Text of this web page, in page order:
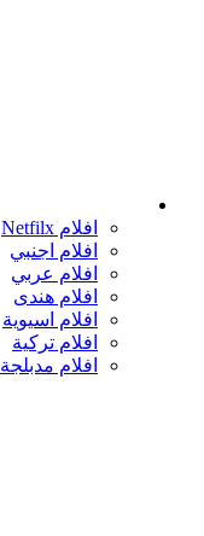
افلام Netfilx
افلام اجنبي
افلام عربي
افلام هندى
افلام اسيوية
افلام تركية
افلام مدبلجة